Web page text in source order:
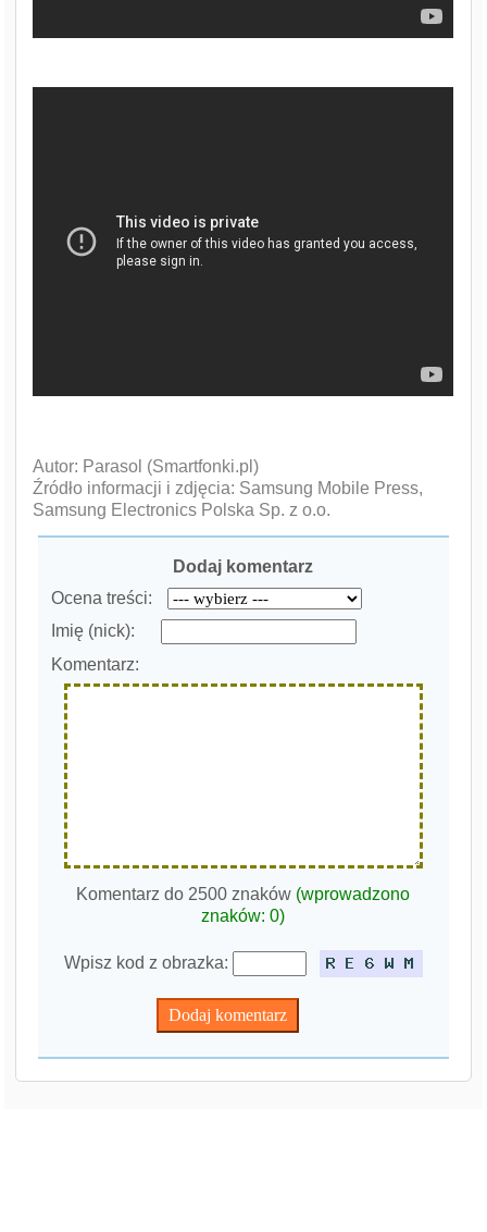
Autor: Parasol (Smartfonki.pl)
Źródło informacji i zdjęcia: Samsung Mobile Press,
Samsung Electronics Polska Sp. z o.o.
Dodaj komentarz
Ocena treści:
Imię (nick):
Komentarz:
Komentarz do 2500 znaków (wprowadzono
znaków:0)
Wpisz kod z obrazka: